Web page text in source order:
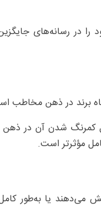
را در رسانه‌های
برند در ذهن مخاطب
کمرنگ شدن آن در ذهن
مؤثرتر است.
می‌دهند یا به‌طور